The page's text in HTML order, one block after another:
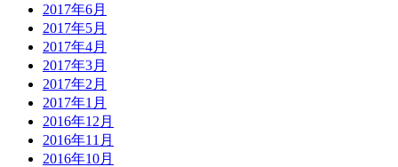
2017年6月
2017年5月
2017年4月
2017年3月
2017年2月
2017年1月
2016年12月
2016年11月
2016年10月